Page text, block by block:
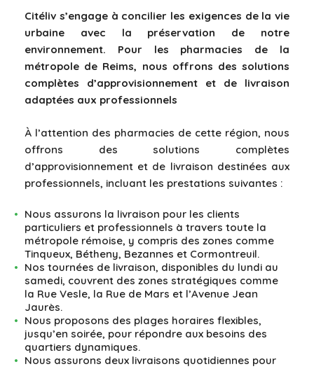
Citéliv s’engage à concilier les exigences de la vie
urbaine avec la préservation de notre
environnement. Pour les pharmacies de la
métropole de Reims, nous offrons des solutions
complètes d’approvisionnement et de livraison
adaptées aux professionnels
À l’attention des pharmacies de cette région, nous
offrons des solutions complètes
d’approvisionnement et de livraison destinées aux
professionnels, incluant les prestations suivantes :
Nous assurons la livraison pour les clients
particuliers et professionnels à travers toute la
métropole rémoise, y compris des zones comme
Tinqueux, Bétheny, Bezannes et Cormontreuil.
Nos tournées de livraison, disponibles du lundi au
samedi, couvrent des zones stratégiques comme
la Rue Vesle, la Rue de Mars et l’Avenue Jean
Jaurès.
Nous proposons des plages horaires flexibles,
jusqu’en soirée, pour répondre aux besoins des
quartiers dynamiques.
Nous assurons deux livraisons quotidiennes pour